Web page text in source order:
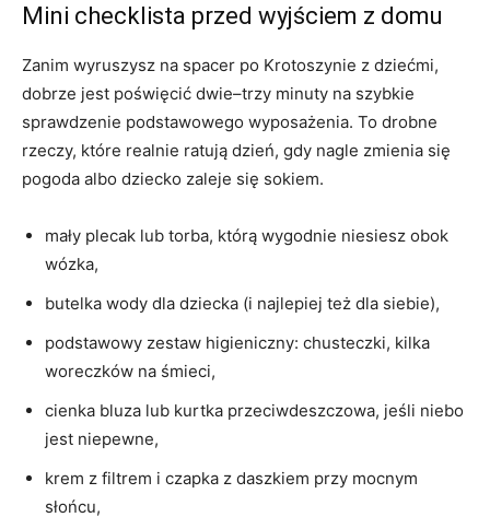
Mini checklista przed wyjściem z domu
Zanim wyruszysz na spacer po Krotoszynie z dziećmi,
dobrze jest poświęcić dwie–trzy minuty na szybkie
sprawdzenie podstawowego wyposażenia. To drobne
rzeczy, które realnie ratują dzień, gdy nagle zmienia się
pogoda albo dziecko zaleje się sokiem.
mały plecak lub torba, którą wygodnie niesiesz obok
wózka,
butelka wody dla dziecka (i najlepiej też dla siebie),
podstawowy zestaw higieniczny: chusteczki, kilka
woreczków na śmieci,
cienka bluza lub kurtka przeciwdeszczowa, jeśli niebo
jest niepewne,
krem z filtrem i czapka z daszkiem przy mocnym
słońcu,